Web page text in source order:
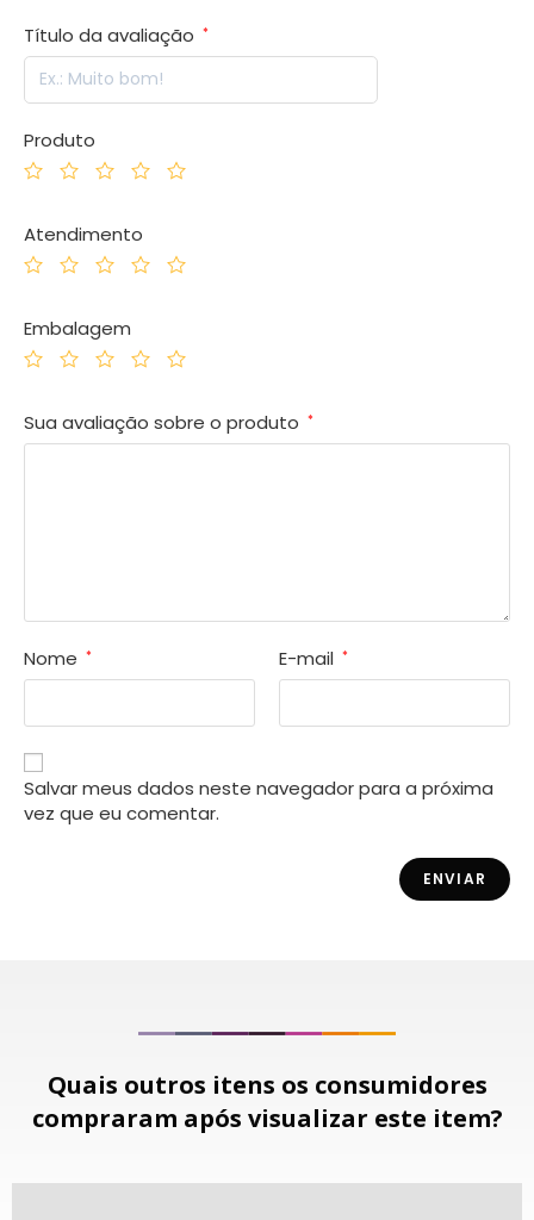
Título da avaliação *
Produto
Atendimento
Embalagem
Sua avaliação sobre o produto *
Nome * E-mail *
Salvar meus dados neste navegador para a próxima
vez que eu comentar.
Quais outros itens os consumidores
compraram após visualizar este item?